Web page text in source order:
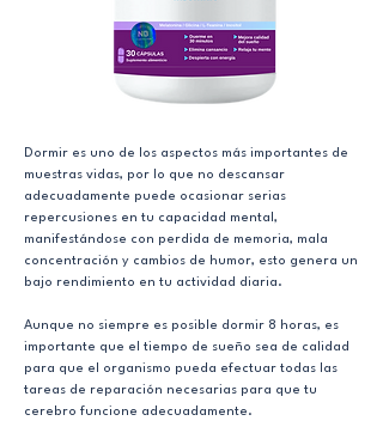
Dormir es uno de los aspectos más importantes de
muestras vidas, por lo que no descansar
adecuadamente puede ocasionar serias
repercusiones en tu capacidad mental,
manifestándose con perdida de memoria, mala
concentración y cambios de humor, esto genera un
bajo rendimiento en tu actividad diaria.
Aunque no siempre es posible dormir 8 horas, es
importante que el tiempo de sueño sea de calidad
para que el organismo pueda efectuar todas las
tareas de reparación necesarias para que tu
cerebro funcione adecuadamente.